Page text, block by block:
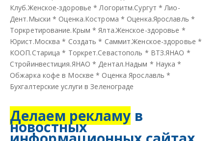
Клуб.Женское-здоровье *Логоритм.Сургут *Лио-
Дент.Мыски * Оценка.Кострома * Оценка.Ярославль *
Торкретирование.Крым *Ялта.Женское-здоровье *
Юрист.Москва * Создать * Саммит.Женское-здоровье *
КООП.Старица * Торкрет.Севастополь * ВТЗ.ЯНАО *
Стройинвестиция.ЯНАО *Дентал.Надым * Наука *
Обжарка кофе в Москве * Оценка Ярославль *
Бухгалтерские услуги в Зеленограде
Делаем рекламу в
новостных